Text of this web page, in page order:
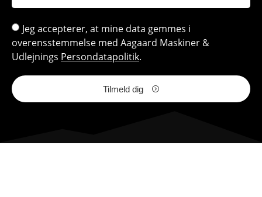
Jeg accepterer, at mine data gemmes i
overensstemmelse med Aagaard Maskiner &
Udlejnings Persondatapolitik.
Tilmeld dig